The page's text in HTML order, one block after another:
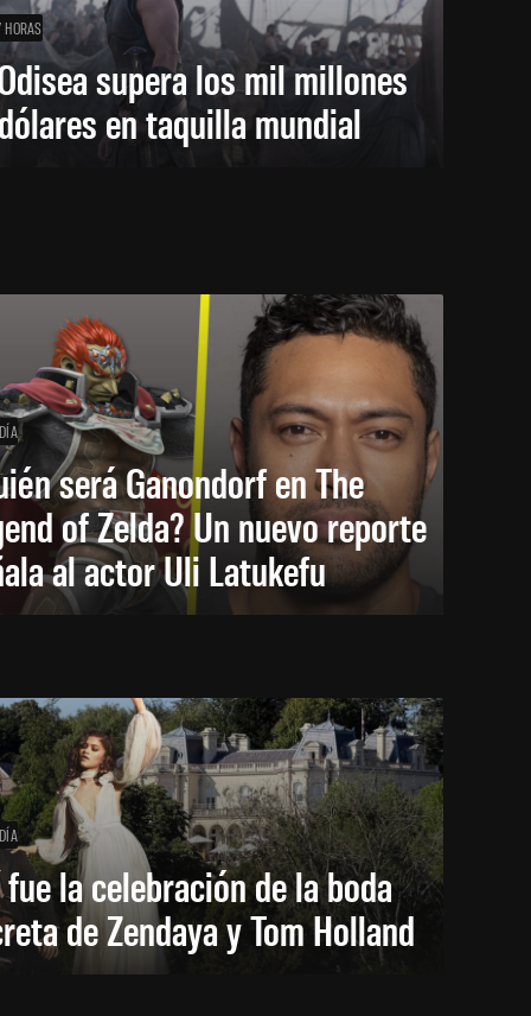
HORAS
supera los mil millones
en taquilla mundial
será Ganondorf en The
of Zelda? Un nuevo reporte
al actor Uli Latukefu
la celebración de la boda
de Zendaya y Tom Holland